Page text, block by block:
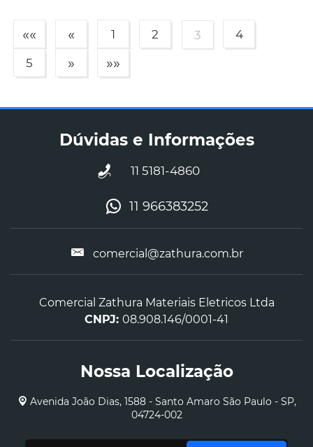
«« « 1 2 3 4
5 » »»
Dúvidas e Informações
11 5181-4860
11 966383252
comercial@zathura.com.br
Comercial Zathura Materiais Eletricos Ltda
CNPJ: 08.908.146/0001-41
Nossa Localização
Avenida João Dias, 1588 - Santo Amaro São Paulo - SP,
04724-002